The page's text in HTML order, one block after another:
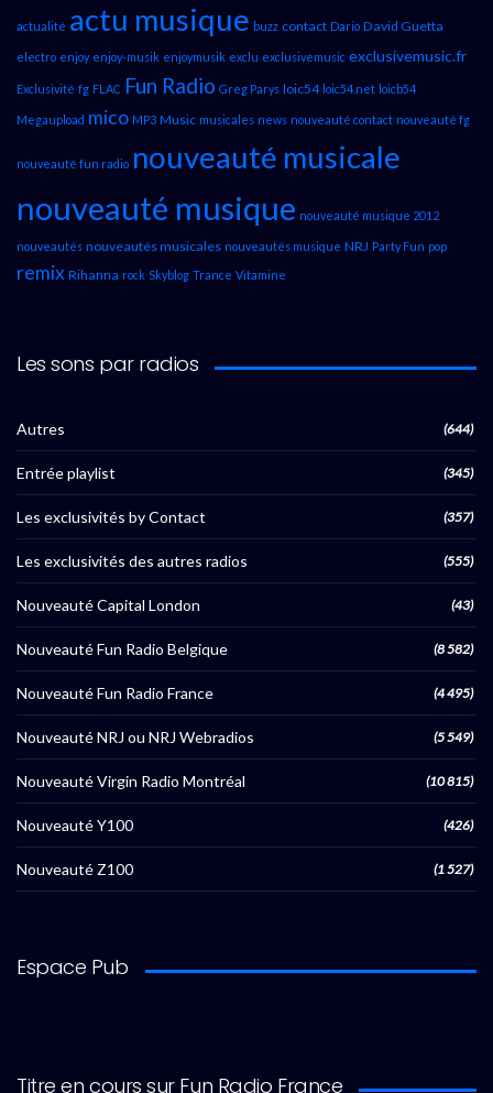
actualité actu musique buzz contact Dario David Guetta
electro enjoy enjoy-musik enjoymusik exclu exclusivemusic exclusivemusic.fr
Exclusivité fg FLAC Fun Radio Greg Parys loic54 loic54.net loicb54
Megaupload mico MP3 Music musicales news nouveauté contact nouveauté fg
nouveauté fun radio nouveauté musicale
nouveauté musique nouveauté musique 2012
nouveautés nouveautés musicales nouveautés musique NRJ Party Fun pop
remix Rihanna rock Skyblog Trance Vitamine
Les sons par radios
Autres (644)
Entrée playlist (345)
Les exclusivités by Contact (357)
Les exclusivités des autres radios (555)
Nouveauté Capital London (43)
Nouveauté Fun Radio Belgique (8 582)
Nouveauté Fun Radio France (4 495)
Nouveauté NRJ ou NRJ Webradios (5 549)
Nouveauté Virgin Radio Montréal (10 815)
Nouveauté Y100 (426)
Nouveauté Z100 (1 527)
Espace Pub
Titre en cours sur Fun Radio France